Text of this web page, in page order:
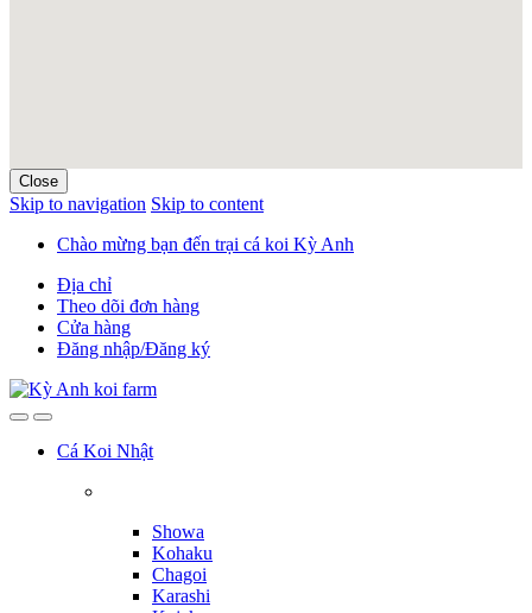
Close
Skip to navigation Skip to content
Chào mừng bạn đến trại cá koi Kỳ Anh
Địa chỉ
Theo dõi đơn hàng
Cửa hàng
Đăng nhập/Đăng ký
Cá Koi Nhật
Showa
Kohaku
Chagoi
Karashi